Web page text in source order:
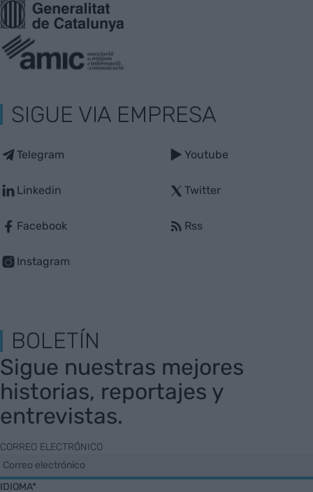
SIGUE VIA EMPRESA
Telegram
Linkedin
Facebook
Instagram
Youtube
Twitter
Rss
BOLETÍN
Sigue nuestras mejores
historias, reportajes y
entrevistas.
CORREO ELECTRÓNICO
IDIOMA*